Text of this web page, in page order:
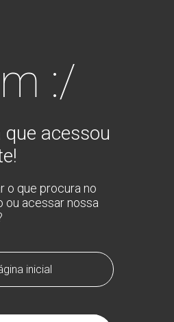
:/
que acessou
o que procura no
ou acessar nossa
inicial